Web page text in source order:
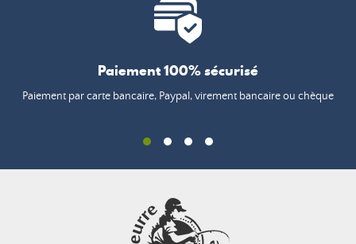
Paiement 100% sécurisé
Paiement par carte bancaire, Paypal, virement bancaire ou chèque